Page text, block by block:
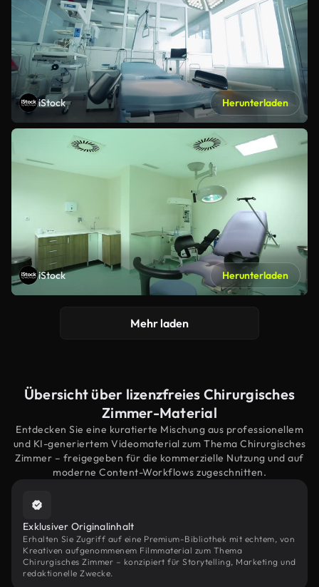
iStock Herunterladen
iStock Herunterladen
Mehr laden
Übersicht über lizenzfreies Chirurgisches
Zimmer-Material
Entdecken Sie eine kuratierte Mischung aus professionellem
und KI-generiertem Videomaterial zum Thema Chirurgisches
Zimmer – freigegeben für die kommerzielle Nutzung und auf
moderne Content-Workflows zugeschnitten.
Exklusiver Originalinhalt
Erhalten Sie Zugriff auf eine Premium-Bibliothek mit echtem, von
Kreativen aufgenommenem Filmmaterial zum Thema
Chirurgisches Zimmer – konzipiert für Storytelling, Marketing und
redaktionelle Zwecke.